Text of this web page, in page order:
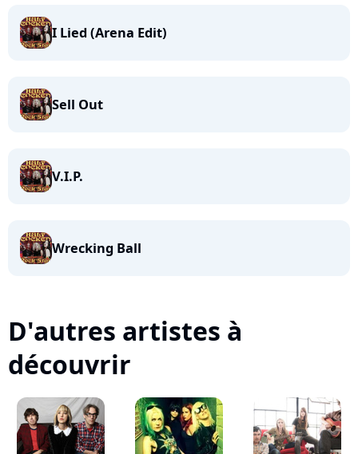
I Lied (Arena Edit)
Sell Out
V.I.P.
Wrecking Ball
D'autres artistes à
découvrir